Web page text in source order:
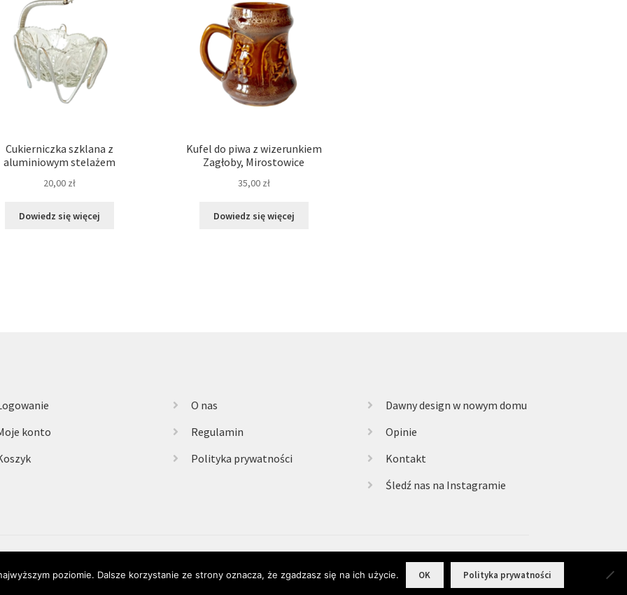
Cukierniczka szklana z
aluminiowym stelażem
20,00 zł
Dowiedz się więcej
Kufel do piwa z wizerunkiem
Zagłoby, Mirostowice
35,00 zł
Dowiedz się więcej
konto
O nas
Regulamin
Polityka prywatności
Dawny design w nowym domu
Opinie
Kontakt
Śledź nas na Instagramie
poziomie. Dalsze korzystanie ze strony oznacza, że zgadzasz się na ich użycie. OK Polityka prywatności